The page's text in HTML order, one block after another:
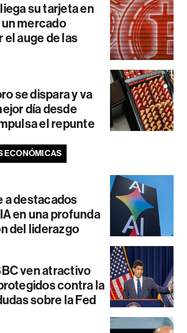
su tarjeta en
mercado
el auge de las
se dispara y va
día desde
el repunte
ECONÓMICAS
a destacados
en una profunda
del liderazgo
ven atractivo
contra la
sobre la Fed